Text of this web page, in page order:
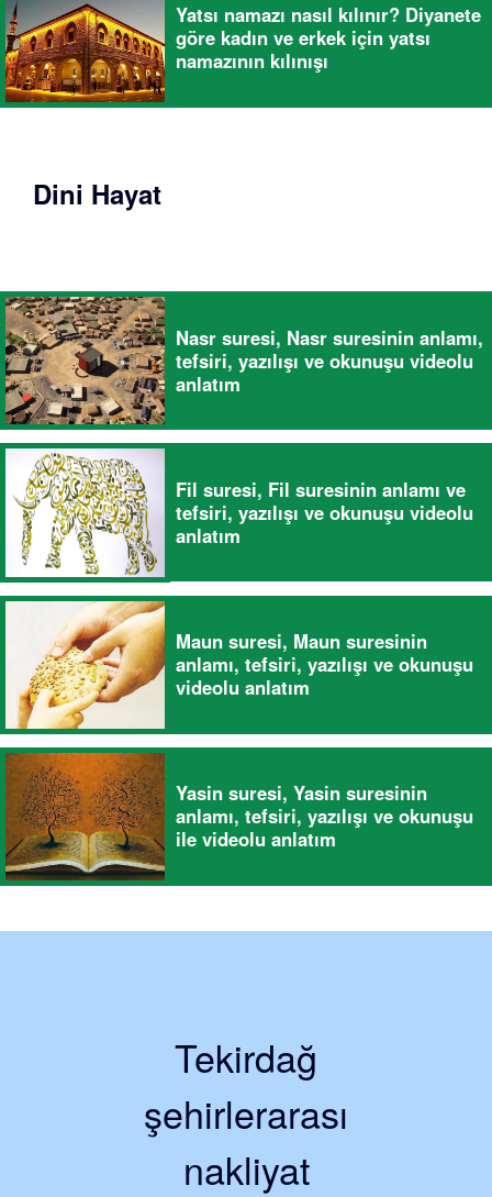
Yatsı namazı nasıl kılınır? Diyanete
göre kadın ve erkek için yatsı
namazının kılınışı
Dini Hayat
Nasr suresi, Nasr suresinin anlamı,
tefsiri, yazılışı ve okunuşu videolu
anlatım
Fil suresi, Fil suresinin anlamı ve
tefsiri, yazılışı ve okunuşu videolu
anlatım
Maun suresi, Maun suresinin
anlamı, tefsiri, yazılışı ve okunuşu
videolu anlatım
Yasin suresi, Yasin suresinin
anlamı, tefsiri, yazılışı ve okunuşu
ile videolu anlatım
Tekirdağ
şehirlerarası
nakliyat